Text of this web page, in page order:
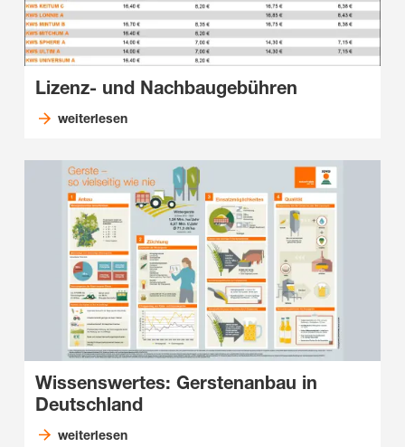
Lizenz- und Nachbaugebühren
weiterlesen
Wissenswertes: Gerstenanbau in
Deutschland
weiterlesen